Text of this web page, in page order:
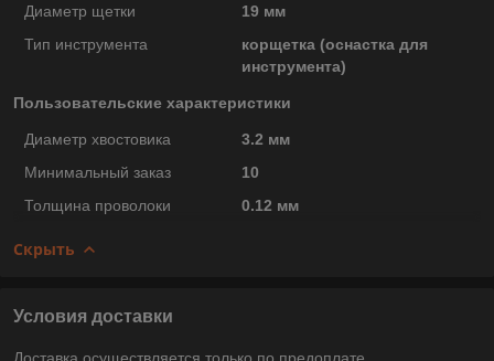
Диаметр щетки
19 мм
Тип инструмента
корщетка (оснастка для
инструмента)
Пользовательские характеристики
Диаметр хвостовика
3.2 мм
Минимальный заказ
10
Толщина проволоки
0.12 мм
Скрыть
Условия доставки
Доставка осуществляется только по предоплате.